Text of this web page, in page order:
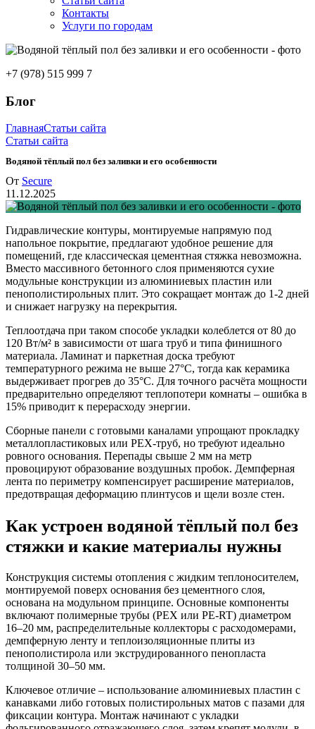
Контакты
Услуги по городам
+7 (978) 515 999 7
Блог
ГлавнаяСтатьи сайта
Статьи сайта
Водяной тёплый пол без заливки и его особенности
От Secure
11.12.2025
Гидравлические контуры, монтируемые напрямую под
напольное покрытие, предлагают удобное решение для
помещений, где классическая цементная стяжка невозможна.
Вместо массивного бетонного слоя применяются сухие
модульные конструкции из алюминиевых пластин или
пенополистирольных плит. Это сокращает монтаж до 1-2 дней
и снижает нагрузку на перекрытия.
Теплоотдача при таком способе укладки колеблется от 80 до
120 Вт/м² в зависимости от шага труб и типа финишного
материала. Ламинат и паркетная доска требуют
температурного режима не выше 27°C, тогда как керамика
выдерживает прогрев до 35°C. Для точного расчёта мощности
предварительно определяют теплопотери комнаты – ошибка в
15% приводит к перерасходу энергии.
Сборные панели с готовыми каналами упрощают прокладку
металлопластиковых или PEX-труб, но требуют идеально
ровного основания. Перепады свыше 2 мм на метр
провоцируют образование воздушных пробок. Демпферная
лента по периметру компенсирует расширение материалов,
предотвращая деформацию плинтусов и щели возле стен.
Как устроен водяной тёплый пол без
стяжки и какие материалы нужны
Конструкция системы отопления с жидким теплоносителем,
монтируемой поверх основания без цементного слоя,
основана на модульном принципе. Основные компоненты
включают полимерные трубы (PEX или PE-RT) диаметром
16–20 мм, распределительные коллекторы с расходомерами,
демпферную ленту и теплоизоляционные плиты из
пенополистирола или экструдированного пенопласта
толщиной 30–50 мм.
Ключевое отличие – использование алюминиевых пластин с
канавками либо готовых полистирольных матов с пазами для
фиксации контура. Монтаж начинают с укладки